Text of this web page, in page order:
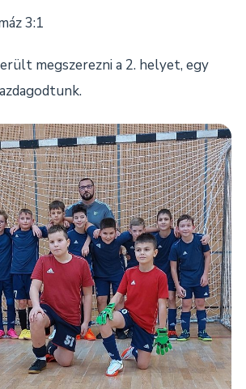
3:1
megszerezni a 2. helyet, egy